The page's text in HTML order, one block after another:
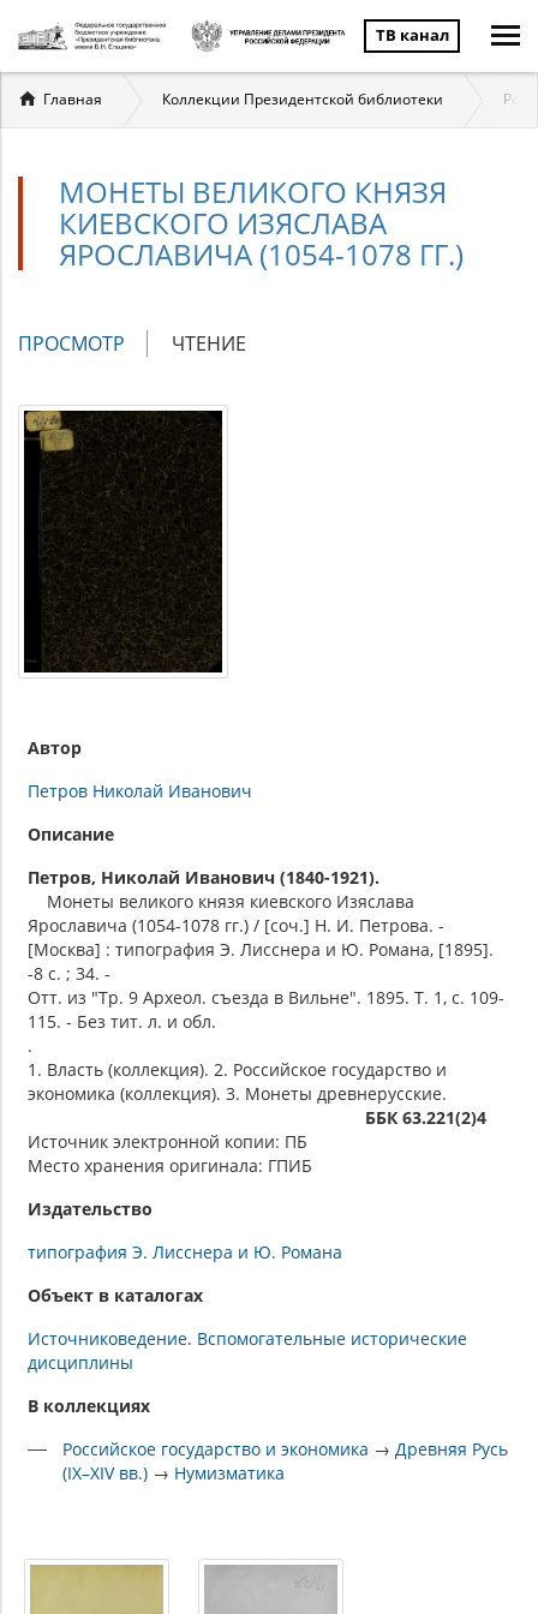
ТВ канал
Вы
здесь
Главная Коллекции Президентской библиотеки
МОНЕТЫ ВЕЛИКОГО КНЯЗЯ
КИЕВСКОГО ИЗЯСЛАВА
ЯРОСЛАВИЧА (1054-1078 ГГ.)
Главные
ПРОСМОТР (АКТИВНАЯ
ЧТЕНИЕ
Автор
Петров Николай Иванович
Описание
Петров, Николай Иванович (1840-1921).
Монеты великого князя киевского Изяслава
Ярославича (1054-1078 гг.) / [соч.] Н. И. Петрова. -
[Москва] : типография Э. Лисснера и Ю. Романа, [1895].
-8 с. ; 34. -
Отт. из "Тр. 9 Археол. съезда в Вильне". 1895. Т. 1, с. 109-
115. - Без тит. л. и обл.
.
1. Власть (коллекция). 2. Российское государство и
экономика (коллекция). 3. Монеты древнерусские.
ББК 63.221(2)4
Источник электронной копии: ПБ
Место хранения оригинала: ГПИБ
Издательство
типография Э. Лисснера и Ю. Романа
Объект в каталогах
Источниковедение. Вспомогательные исторические
дисциплины
В коллекциях
Российское государство и экономика → Древняя Русь
(IX–XIV вв.) → Нумизматика